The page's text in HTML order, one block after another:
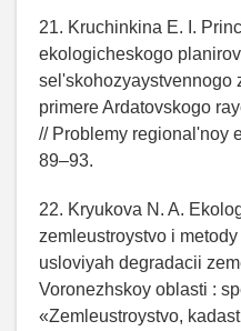
21. Kruchinkina E. I.
ekologicheskogo
sel'skohozyaystvennogo
primere Ardatovskogo
// Problemy regional'noy
89–93.
22. Kryukova N. A.
zemleustroystvo i
usloviyah degradacii
Voronezhskoy oblasti :
«Zemleustroystvo,